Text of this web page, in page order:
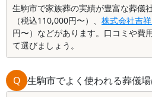
生駒市で家族葬の実績が豊富な葬儀
（税込110,000円〜）、 株式会社吉
円〜）などがあります。口コミや費
て選びましょう。
Q 生駒市でよく使われる葬儀